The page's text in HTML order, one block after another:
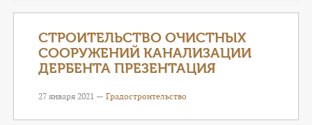
СТРОИТЕЛЬСТВО ОЧИСТНЫХ
СООРУЖЕНИЙ КАНАЛИЗАЦИИ
ДЕРБЕНТА ПРЕЗЕНТАЦИЯ
27 января 2021 — Градостроительство